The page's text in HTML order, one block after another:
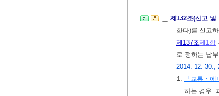
제132조(신고
한다)를 신고
제137조제1항
로 정하는 납
2014. 12. 30.,
1.
「교통ㆍ
하는 경우: